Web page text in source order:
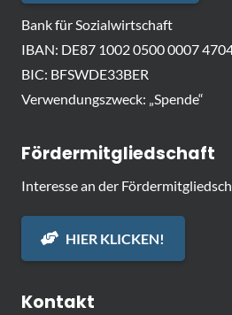
Bank für Sozialwirtschaft
IBAN: DE87 1002 0500 0007
BIC: BFSWDE33BER
Verwendungszweck: „Spende“
Fördermitgliedschaft
Interesse an der
HIER KLICKEN!
Kontakt